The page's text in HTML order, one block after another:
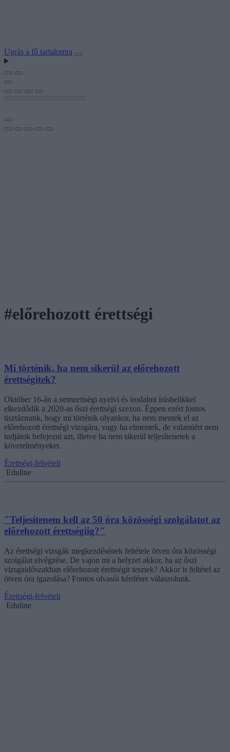
Ugrás a fő tartalomra
#előrehozott érettségi
Mi történik, ha nem sikerül az előrehozott
érettségitek?
Október 16-án a nemzetiségi nyelvi és irodalmi írásbelikkel
elkezdődik a 2020-as őszi érettségi szezon. Éppen ezért fontos
tisztáznunk, hogy mi történik olyankor, ha nem mentek el az
előrehozott érettségi vizsgára, vagy ha elmentek, de valamiért nem
tudjátok befejezni azt, illetve ha nem sikerül teljesítenetek a
követelményeket.
Érettségi-felvételi
Eduline
"Teljesítenem kell az 50 óra közösségi szolgálatot az
előrehozott érettségiig?"
Az érettségi vizsgák megkezdésének feltétele ötven óra közösségi
szolgálat elvégzése. De vajon mi a helyzet akkor, ha az őszi
vizsgaidőszakban előrehozott érettségit tesztek? Akkor is feltétel az
ötven óra igazolása? Fontos olvasói kérdésre válaszolunk.
Érettségi-felvételi
Eduline